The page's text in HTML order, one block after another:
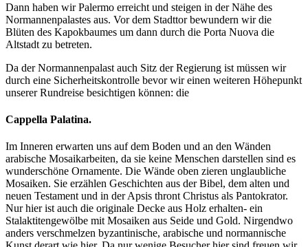
Dann haben wir Palermo erreicht und steigen in der Nähe des
Normannenpalastes aus. Vor dem Stadttor bewundern wir die
Blüten des Kapokbaumes um dann durch die Porta Nuova die
Altstadt zu betreten.
Da der Normannenpalast auch Sitz der Regierung ist müssen wir
durch eine Sicherheitskontrolle bevor wir einen weiteren Höhepunkt
unserer Rundreise besichtigen können: die
Cappella Palatina.
Im Inneren erwarten uns auf dem Boden und an den Wänden
arabische Mosaikarbeiten, da sie keine Menschen darstellen sind es
wunderschöne Ornamente. Die Wände oben zieren unglaubliche
Mosaiken. Sie erzählen Geschichten aus der Bibel, dem alten und
neuen Testament und in der Apsis thront Christus als Pantokrator.
Nur hier ist auch die originale Decke aus Holz erhalten- ein
Stalaktitengewölbe mit Mosaiken aus Seide und Gold. Nirgendwo
anders verschmelzen byzantinische, arabische und normannische